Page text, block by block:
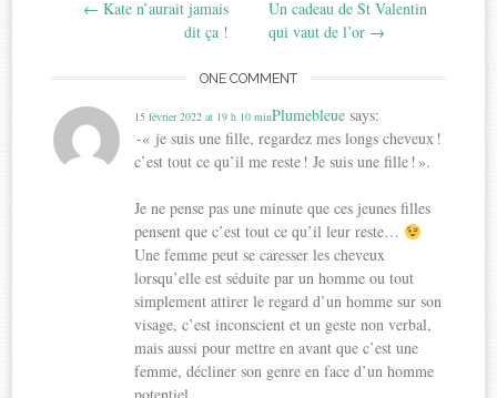
navigation
← Kate n’aurait jamais
dit ça !
Un cadeau de St Valentin
qui vaut de l’or →
ONE COMMENT
Plumebleue says:
15 février 2022 at 19 h 10 min
-« je suis une fille, regardez mes longs cheveux !
c’est tout ce qu’il me reste ! Je suis une fille ! ».
Je ne pense pas une minute que ces jeunes filles
pensent que c’est tout ce qu’il leur reste…
Une femme peut se caresser les cheveux
lorsqu’elle est séduite par un homme ou tout
simplement attirer le regard d’un homme sur son
visage, c’est inconscient et un geste non verbal,
mais aussi pour mettre en avant que c’est une
femme, décliner son genre en face d’un homme